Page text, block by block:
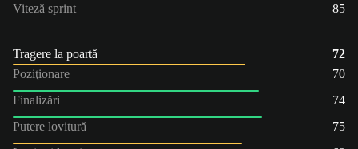
Viteză sprint
85
Tragere la poartă
72
Poziţionare
70
Finalizări
74
Putere lovitură
75